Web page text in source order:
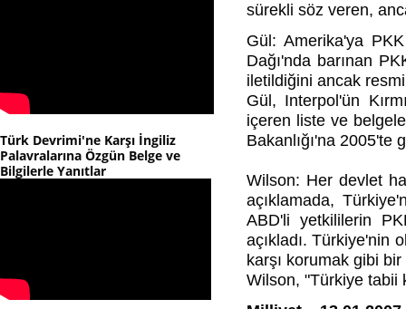
Türk Devrimi'ne Karşı İngiliz
Palavralarına Özgün Belge ve
Bilgilerle Yanıtlar
sürekli söz veren,
Gül: Amerika'ya
Dağı'nda barınan
iletildiğini ancak resmi
Gül, Interpol'ün
içeren liste ve
Bakanlığı'na 2005'te
Wilson: Her devlet
açıklamada,
ABD'li yetkililerin
açıkladı. Türkiye'nin
karşı korumak gibi
Wilson, "Türkiye tabii